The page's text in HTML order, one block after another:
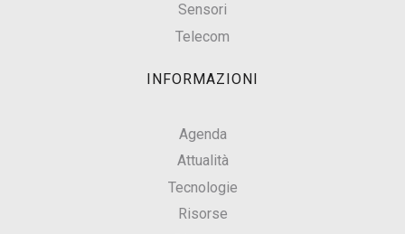
Sensori
Telecom
INFORMAZIONI
Agenda
Attualità
Tecnologie
Risorse